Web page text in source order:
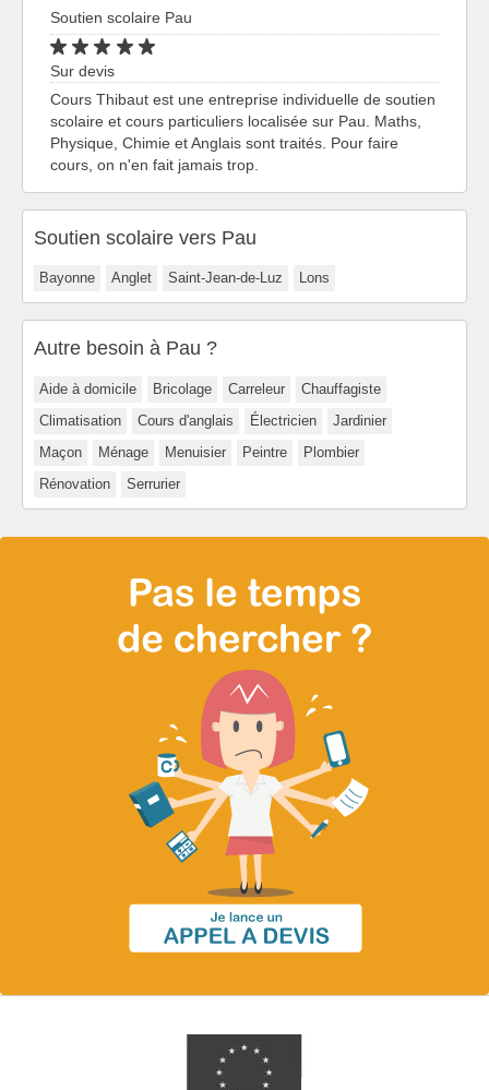
Soutien scolaire Pau
Sur devis
Cours Thibaut est une entreprise individuelle de soutien
scolaire et cours particuliers localisée sur Pau. Maths,
Physique, Chimie et Anglais sont traités. Pour faire
cours, on n'en fait jamais trop.
Soutien scolaire vers Pau
Bayonne Anglet Saint-Jean-de-Luz Lons
Autre besoin à Pau ?
Aide à domicile Bricolage Carreleur
Chauffagiste
Climatisation
Cours d'anglais Électricien
Jardinier
Maçon
Ménage Menuisier Peintre
Plombier
Rénovation
Serrurier